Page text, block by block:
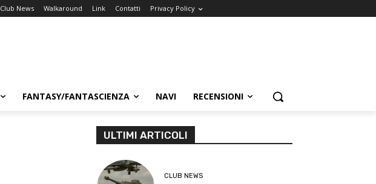
Club News Walkaround Link Contatti Privacy Policy
FANTASY/FANTASCIENZA NAVI RECENSIONI
ULTIMI ARTICOLI
CLUB NEWS